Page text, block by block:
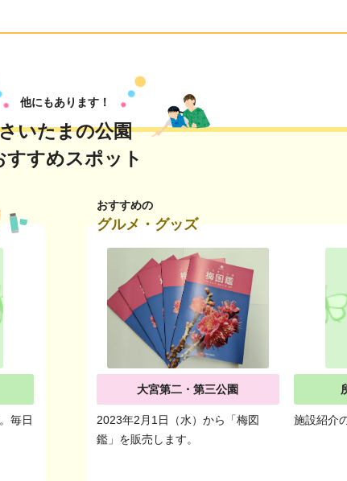
他にもあります！
いたまの公園
すすめスポット
毎日
おすすめの
グルメ・グッズ
大宮第二・第三公園
2023年2月1日（水）から「梅図
鑑」を販売します。
施設紹介